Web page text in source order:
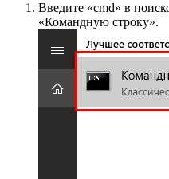
Введите «cmd» в
«Командную строку».